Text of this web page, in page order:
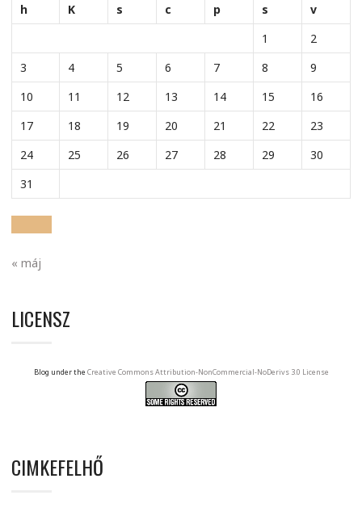
h
K s c p s
v
1
2
3
4 5 6 7 8
9
10
11 12 13 14 15
16
17
18 19 20 21 22
23
24
25 26 27 28 29
30
31
« máj
LICENSZ
Blog under the Creative Commons Attribution-NonCommercial-NoDerivs 3.0 License
CIMKEFELHŐ